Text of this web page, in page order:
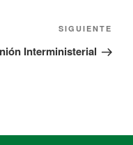
SIGUIENTE
Interministerial